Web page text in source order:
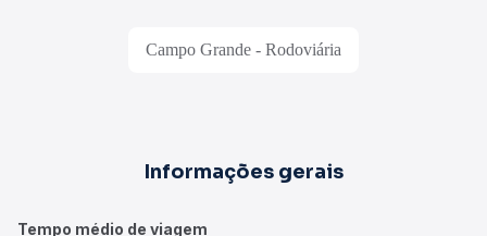
Campo Grande - Rodoviária
Informações gerais
Tempo médio de viagem